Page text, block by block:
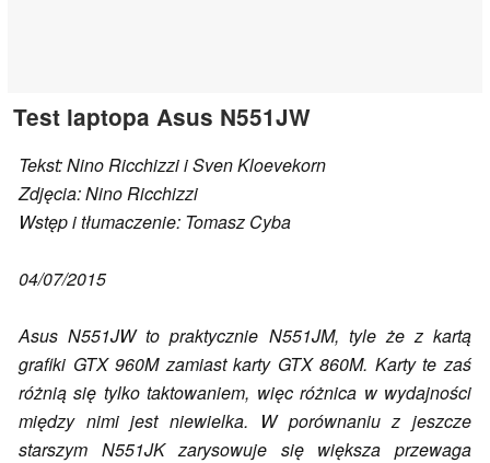
Test laptopa Asus N551JW
Tekst: Nino Ricchizzi i Sven Kloevekorn
Zdjęcia: Nino Ricchizzi
Wstęp i tłumaczenie: Tomasz Cyba
04/07/2015
Asus N551JW to praktycznie N551JM, tyle że z kartą
grafiki GTX 960M zamiast karty GTX 860M. Karty te zaś
różnią się tylko taktowaniem, więc różnica w wydajności
między nimi jest niewielka. W porównaniu z jeszcze
starszym N551JK zarysowuje się większa przewaga